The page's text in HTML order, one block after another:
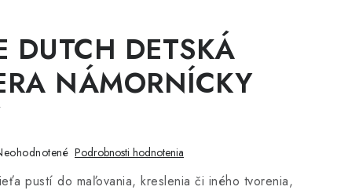
DUTCH DETSKÁ
NÁMORNÍCKY
Podrobnosti hodnotenia
pustí do maľovania, kreslenia či iného tvorenia,